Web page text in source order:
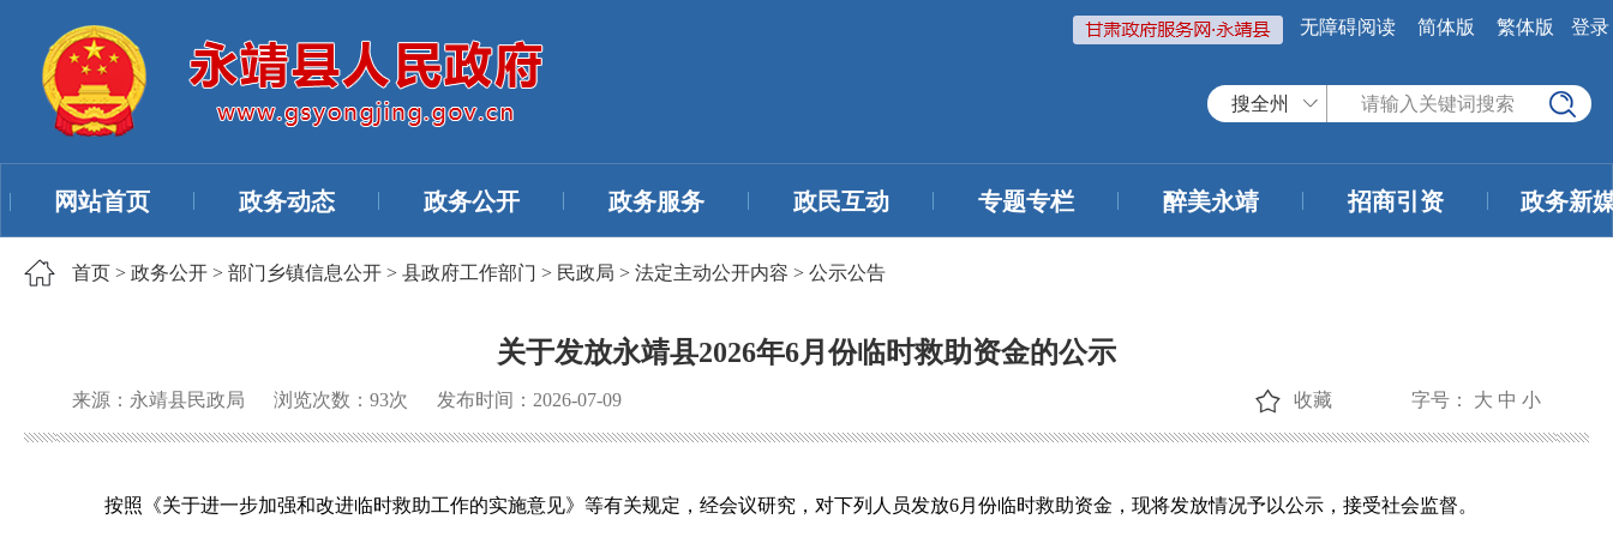
无障碍阅读 简体版 繁体版 登录
搜全州
网站首页 政务动态 政务公开 政务服务 政民互动 专题专栏 醉美永靖 招商引资 政务新
首页 > 政务公开 > 部门乡镇信息公开 > 县政府工作部门 > 民政局 > 法定主动公开内容 > 公示公告
关于发放永靖县2026年6月份临时救助资金的公示
来源：永靖县民政局 浏览次数： 93次 发布时间：2026-07-09 字号： 大 中 小
收藏
按照《关于进一步加强和改进临时救助工作的实施意见》等有关规定，经会议研究，对下列人员发放6月份临时救助资金，现将发放情况予以公示，接受社会监督。